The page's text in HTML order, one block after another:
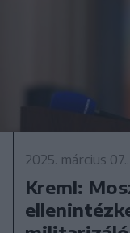
2025. március
Kreml: